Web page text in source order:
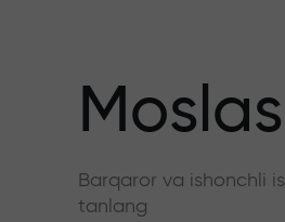
Barqaror va ishonchli
tanlang